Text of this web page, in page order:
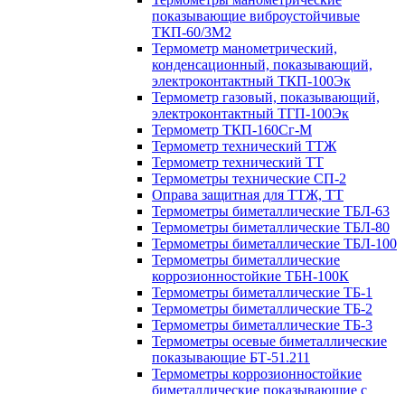
показывающие виброустойчивые
ТКП-60/3М2
Термометр манометрический,
конденсационный, показывающий,
электроконтактный ТКП-100Эк
Термометр газовый, показывающий,
электроконтактный ТГП-100Эк
Термометр ТКП-160Сг-М
Термометр технический ТТЖ
Термометр технический ТТ
Термометры технические СП-2
Оправа защитная для ТТЖ, ТТ
Термометры биметаллические ТБЛ-63
Термометры биметаллические ТБЛ-80
Термометры биметаллические ТБЛ-100
Термометры биметаллические
коррозионностойкие ТБН-100К
Термометры биметаллические ТБ-1
Термометры биметаллические ТБ-2
Термометры биметаллические ТБ-3
Термометры осевые биметаллические
показывающие БТ-51.211
Термометры коррозионностойкие
биметаллические показывающие с